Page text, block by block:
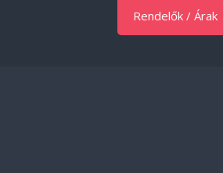
Rendelők / Árak